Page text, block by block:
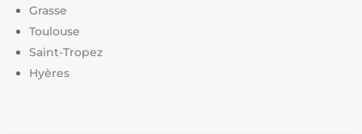
Grasse
Toulouse
Saint-Tropez
Hyères